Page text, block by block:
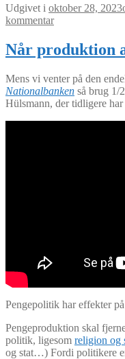
Udgivet i oktober 28, 2023
kommentar
Når produktion
Mens vi venter på den
Nationalbanken så brug 1/
Hülsmann, der tidligere
Pengepolitik har effekter
Pengeproduktion skal
politik, ligesom religion og
og stat…) Fordi politikere